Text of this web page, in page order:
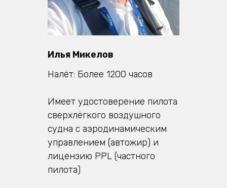
Илья Микелов
Налёт: Более 1200 часов
Имеет удостоверение пилота
сверхлёгкого воздушного
судна с аэродинамическим
управлением (автожир) и
лицензию PPL (частного
пилота)